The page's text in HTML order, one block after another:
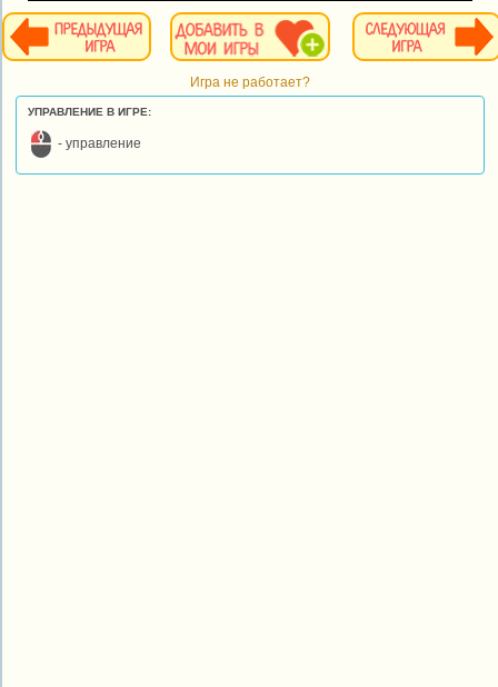
Игра не работает?
УПРАВЛЕНИЕ В ИГРЕ:
- управление